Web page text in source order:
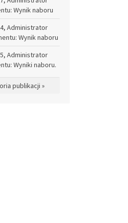
Wynik naboru
Administrator
Wynik naboru
Administrator
Wyniki naboru.
publikacji »